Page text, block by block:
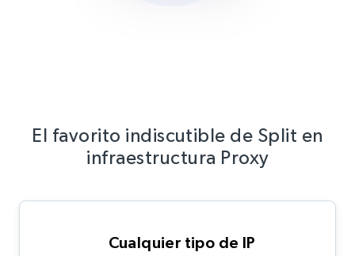
El favorito indiscutible de Split en
infraestructura Proxy
Cualquier tipo de IP